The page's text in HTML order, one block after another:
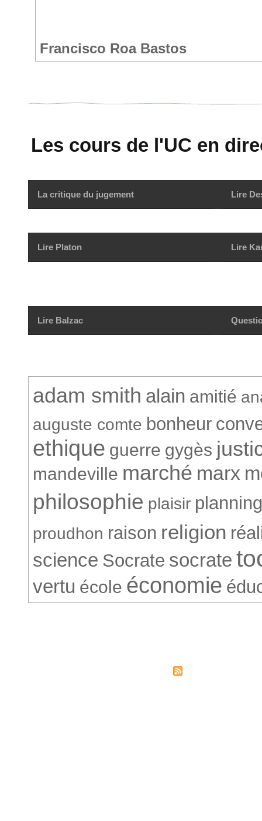
Francisco Roa Bastos
Les cours de l'UC en
La critique du jugement Lire
Lire Platon Lire
Lire Balzac
adam smith alain amitié
auguste comte bonheur
ethique guerre gygès
mandeville marché marx
philosophie plaisir planning
proudhon raison religion
science Socrate socrate
vertu école économie